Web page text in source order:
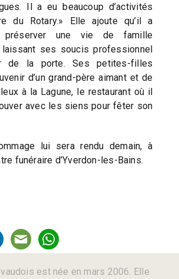
Il a eu beaucoup d’activités
du Rotary.» Elle ajoute qu’il a
préserver une vie de famille
laissant ses soucis professionnel
de la porte. Ses petites-filles
d’un grand-père aimant et de
à la Lagune, le restaurant où il
avec les siens pour fêter son
lui sera rendu demain, à
funéraire d’Yverdon-les-Bains.
est née en mars 2006. Elle